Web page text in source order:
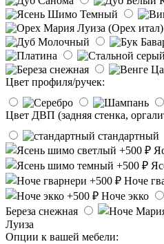
Цвет профиля/ручек:
Цвет ДВП (задняя стенка,
стандартный
Ноче
Ноче экко
Береза снежная
Луиза
Опции к вашей мебели: